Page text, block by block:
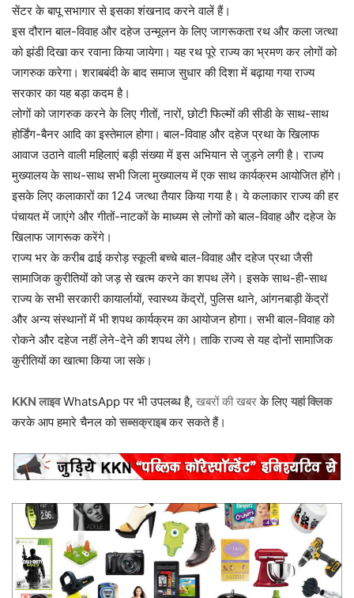
सेंटर के बापू सभागार से इसका शंखनाद करने वालें हैं।
इस दौरान बाल-विवाह और दहेज उन्मूलन के लिए जागरूकता रथ और कला जत्था
को झंडी दिखा कर रवाना किया जायेगा। यह रथ पूरे राज्य का भ्रमण कर लोगों को
जागरुक करेगा। शराबबंदी के बाद समाज सुधार की दिशा में बढ़ाया गया राज्य
सरकार का यह बड़ा कदम है।
लोगों को जागरुक करने के लिए गीतों, नारों, छोटी फिल्मों की सीडी के साथ-साथ
होर्डिंग-बैनर आदि का इस्तेमाल होगा। बाल-विवाह और दहेज प्रथा के खिलाफ
आवाज उठाने वाली महिलाएं बड़ी संख्या में इस अभियान से जुड़ने लगी है। राज्य
मुख्यालय के साथ-साथ सभी जिला मुख्यालय में एक साथ कार्यक्रम आयोजित होंगे।
इसके लिए कलाकारों का 124 जत्था तैयार किया गया है। ये कलाकार राज्य की हर
पंचायत में जाएंगे और गीतों-नाटकों के माध्यम से लोगों को बाल-विवाह और दहेज के
खिलाफ जागरूक करेंगे।
राज्य भर के करीब ढाई करोड़ स्कूली बच्चे बाल-विवाह और दहेज प्रथा जैसी
सामाजिक कुरीतियों को जड़ से खत्म करने का शपथ लेंगे। इसके साथ-ही-साथ
राज्य के सभी सरकारी कायार्लायों, स्वास्थ्य केंद्रों, पुलिस थाने, आंगनबाड़ी केंद्रों
और अन्य संस्थानों में भी शपथ कार्यक्रम का आयोजन होगा। सभी बाल-विवाह को
रोकने और दहेज नहीं लेने-देने की शपथ लेंगे। ताकि राज्य से यह दोनों सामाजिक
कुरीतियों का खात्मा किया जा सके।
KKN लाइवWhatsApp पर भी उपलब्ध है, खबरों की खबरके लिए यहां क्लिक
करके आप हमारे चैनल कोसब्सक्राइबकर सकते हैं।